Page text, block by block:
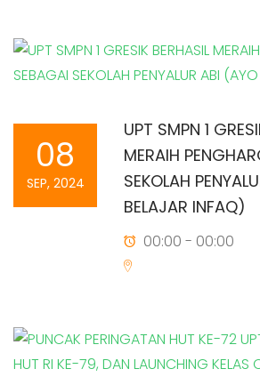
08
SEP, 2024
UPT SMPN 1
MERAIH
SEKOLAH
BELAJAR INFAQ)
00:00 - 00:00